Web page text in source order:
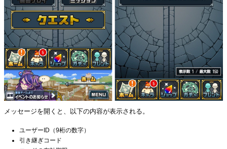
メッセージを開くと、以下の内容が表示される。
ユーザーID（9桁の数字）
引き継ぎコード